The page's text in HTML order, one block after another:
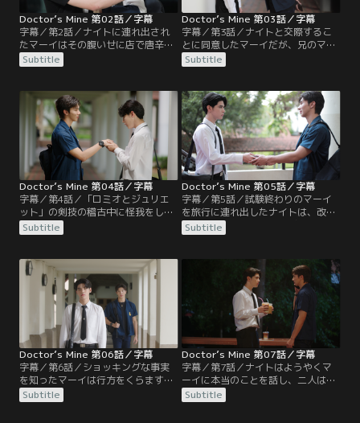
Doctor’s Mine 第02話／字幕
字幕／第2話／ナイトに連れ出され
たマーイはその腹いせに店で唐辛子
入りの辛い料理ばかり注文して、ナ
イトにも食べるように勧める。実は
院に行かなければならなくなり、マ
ーイが家まで送り届ける。映画を見
にパーの部屋に行ったガン。パーは
相変わらずガンをくどいてくる。
Subtitle
Doctor’s Mine 第03話／字幕
字幕／第3話／ナイトと交際するこ
とに同意したマーイだが、兄のマッ
ドはナイトが見かけ通りの男ではな
いと言い張る。以前、ガールフレン
いたけれど浮気はしていないとナイ
トは説明する。一方、パーの思わせ
ぶりなSNS投稿に怒ったガンは工学
部に乗り込むが、そこでも本気で付
き合いたいのだとせまられる。
Subtitle
Doctor’s Mine 第04話／字幕
字幕／第4話／「ロミオとジュリエ
ット」の剣技の稽古中に怪我をした
パーをガンが手当てするが、パーは
ここぞとばかりにガンに甘える。ナ
は人を守りたいと言うのならまず自
分を大切にしろと告げる。医学部生
の期末試験の期間がやってきて、マ
ーイはナイトにしばらくゆっくり会
えないと伝えるが、ナイトは差し入
れを持って現れる。
Subtitle
Doctor’s Mine 第05話／字幕
字幕／第5話／試験終わりのマーイ
を旅行に連れ出したナイトは、改め
て付き合ってほしいと告げる。マー
イは承諾するが、以前は仲の良かっ
因がどうしてもわからず、気になっ
ている。タムとグラーに相談したマ
ーイは、マッドの友人たちを家に集
めて事情を聞き出そうと計画をす
る。
Subtitle
Doctor’s Mine 第06話／字幕
字幕／第6話／ショッキングな事実
を知ったマーイは行方をくらます。
ナイトは何とか許してもらおうと連
絡をとり続けるが、返事をもらえな
Subtitle
Doctor’s Mine 第07話／字幕
字幕／第7話／ナイトはようやくマ
ーイに本当のことを話し、二人は仲
直りする。一方パーに対して急によ
そよそしくなるガン。会おうともし
Subtitle